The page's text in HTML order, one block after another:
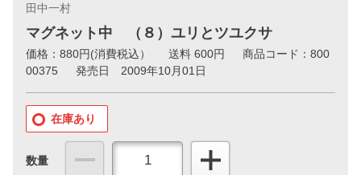
田中一村
マグネット中 （８）ユリとツユクサ
価格： 880円(消費税込） 送料 600円
商品コード：800
00375
発売日 2009年10月01日
在庫あり
数量